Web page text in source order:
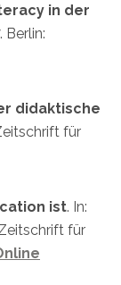
in der
Berlin:
didaktische
für
ist. In:
für